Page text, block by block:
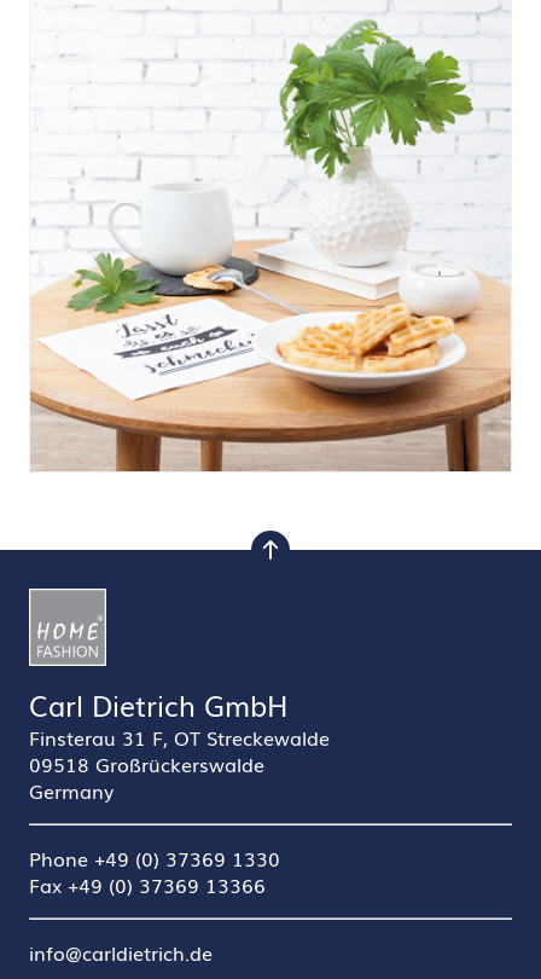
© Carl Dietrich GmbH Papeterie Blau
nach oben
Carl Dietrich GmbH
Finsterau 31 F, OT Streckewalde
09518 Großrückerswalde
Germany
Phone +49 (0) 37369 1330
Fax +49 (0) 37369 13366
info@carldietrich.de